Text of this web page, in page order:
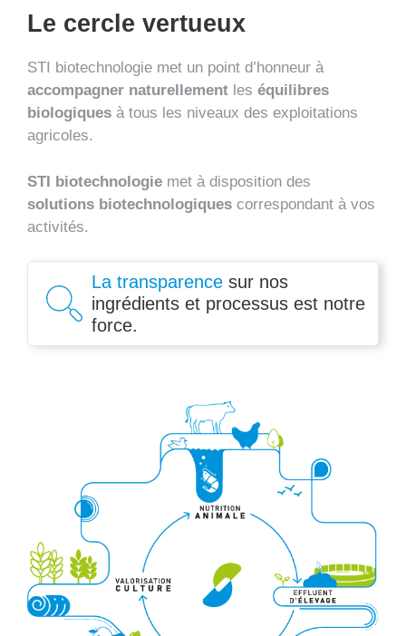
Le cercle vertueux
STI biotechnologie met un point d’honneur à
accompagner naturellement les équilibres
biologiques à tous les niveaux des exploitations
agricoles.
STI biotechnologie met à disposition des
solutions biotechnologiques correspondant à vos
activités.
La transparence sur nos
ingrédients et processus est notre
force.